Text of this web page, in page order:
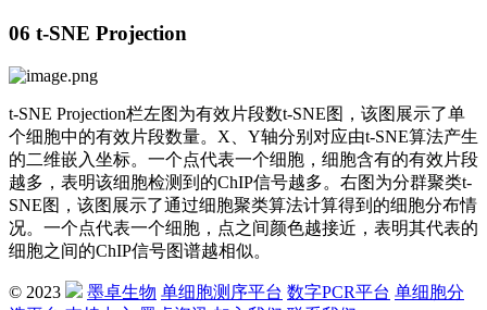
06 t-SNE Projection
t-SNE Projection栏左图为有效片段数t-SNE图，该图展示了单
个细胞中的有效片段数量。X、Y轴分别对应由t-SNE算法产生
的二维嵌入坐标。一个点代表一个细胞，细胞含有的有效片段
越多，表明该细胞检测到的ChIP信号越多。右图为分群聚类t-
SNE图，该图展示了通过细胞聚类算法计算得到的细胞分布情
况。一个点代表一个细胞，点之间颜色越接近，表明其代表的
细胞之间的ChIP信号图谱越相似。
© 2023 墨卓生物 单细胞测序平台 数字PCR平台 单细胞分